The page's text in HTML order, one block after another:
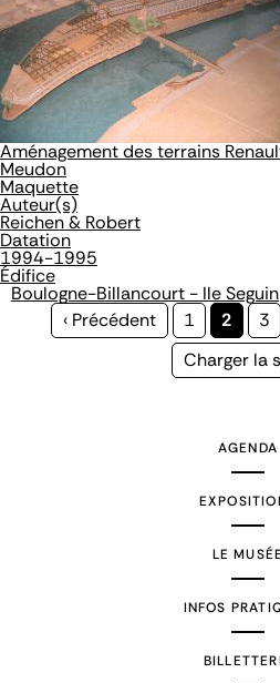
Aménagement des terrains
Meudon
Maquette
Auteur(s)
Reichen & Robert
Datation
1994-1995
Édifice
Boulogne-Billancourt - Ile Seguin
Page
‹ Précédent Page
1
Page
2 3
Page
Charger la
AGENDA
LE
INFOS